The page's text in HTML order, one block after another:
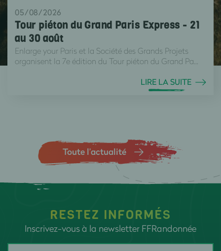
05/08/2026
Tour piéton du Grand Paris Express - 21
au 30 août
Enlarge your Paris et la Société des Grands Projets
organisent la 7e édition du Tour piéton du Grand Pa...
LIRE LA SUITE
Toute l’actualité
RESTEZ INFORMÉS
Inscrivez-vous à la newsletter FFRandonnée